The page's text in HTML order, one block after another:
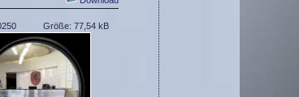
Größe: 77,54 kB